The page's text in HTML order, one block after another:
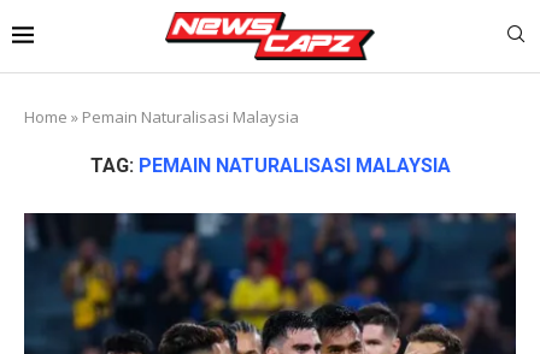
Home » Pemain Naturalisasi Malaysia
TAG: PEMAIN NATURALISASI MALAYSIA